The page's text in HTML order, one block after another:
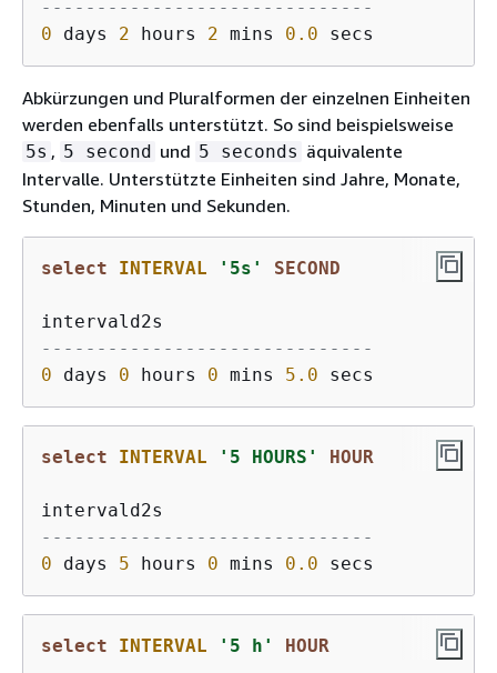
------------------------------
0 days 2 hours 2 mins 0.0
Abkürzungen und Pluralformen der einzelnen Einheiten
werden ebenfalls unterstützt. So sind beispielsweise
5s , 5 second und 5 seconds äquivalente
Intervalle. Unterstützte Einheiten sind Jahre, Monate,
Stunden, Minuten und Sekunden.
select INTERVAL '5s' SECOND
------------------------------
0 days 0 hours 0 mins 5.0
select INTERVAL '5 HOURS' HOUR
------------------------------
0 days 5 hours 0 mins 0.0
select INTERVAL '5 h' HOUR